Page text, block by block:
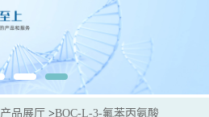
产品展厅 >BOC-L-3-氟苯丙氨酸